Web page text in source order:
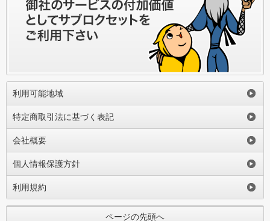
利用可能地域
特定商取引法に基づく表記
会社概要
個人情報保護方針
利用規約
ページの先頭へ